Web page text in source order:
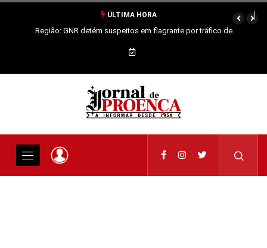
ÚLTIMA HORA
Região: GNR detém suspeitos em flagrante por tráfico de
estupefacientes